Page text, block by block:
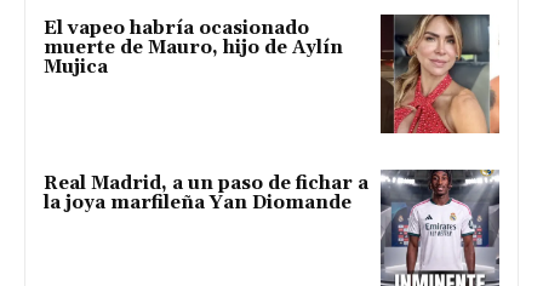
El vapeo habría ocasionado
muerte de Mauro, hijo de Aylín
Mujica
Real Madrid, a un paso de fichar a
la joya marfileña Yan Diomande